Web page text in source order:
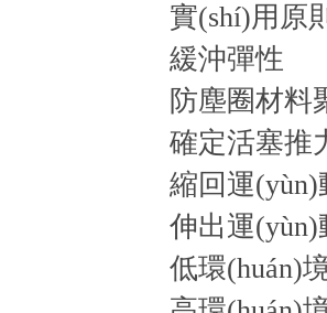
實(shí)用原
緩沖彈性
防塵圈材料
確定活塞推
縮回運(yùn)
伸出運(yùn)
低環(huán)